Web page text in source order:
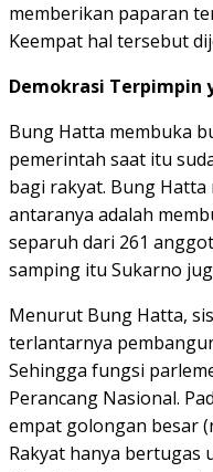
memberikan paparan
Keempat hal tersebut
Demokrasi
Bung Hatta membuka
pemerintah saat itu
bagi rakyat. Bung
antaranya adalah
separuh dari 261
samping itu Sukarno
Menurut Bung Hatta,
terlantarnya
Sehingga fungsi
Perancang Nasional.
empat golongan besar
Rakyat hanya bertugas